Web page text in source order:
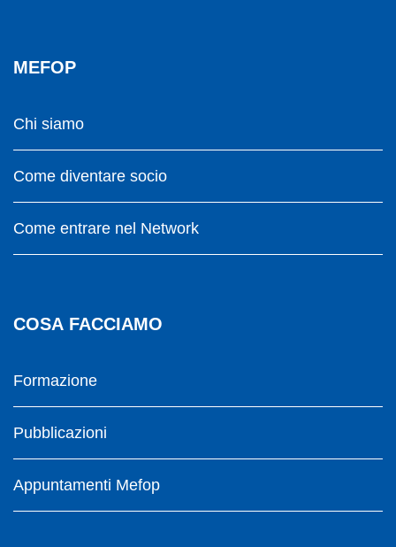
MEFOP
Chi siamo
Come diventare socio
Come entrare nel Network
COSA FACCIAMO
Formazione
Pubblicazioni
Appuntamenti Mefop